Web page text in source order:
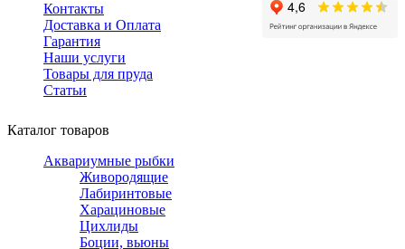
Контакты
Доставка и Оплата
Гарантия
Наши услуги
Товары для пруда
Статьи
Каталог товаров
Аквариумные рыбки
Живородящие
Лабиринтовые
Харациновые
Цихлиды
Боции, вьюны